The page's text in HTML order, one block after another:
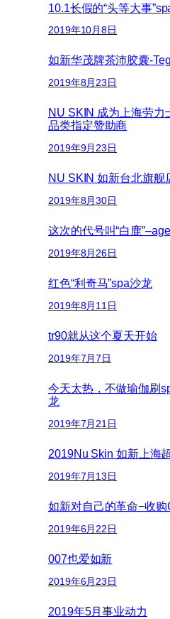
10.1长假的“头等大事
2019年10月8日
如新华茂牌茶沛胶囊-
2019年8月23日
NU SKIN 成为上海劳力
品类指定赞助商
2019年9月23日
NU SKIN 如新台北旗舰
2019年8月30日
这次的代号叫“白鹿
2019年8月26日
红色“利奇马”spa沙龙
2019年8月11日
tr90就从这个夏天开始
2019年7月7日
今天太热，不做瑜伽刷
龙
2019年7月21日
2019Nu Skin 如新上海
2019年7月13日
如新对自己的革命−收购
2019年6月22日
007也爱如新
2019年6月23日
2019年5月事业动力